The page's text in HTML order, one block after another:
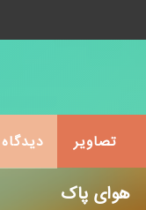
تصاویر دیدگاه
هوای پاک